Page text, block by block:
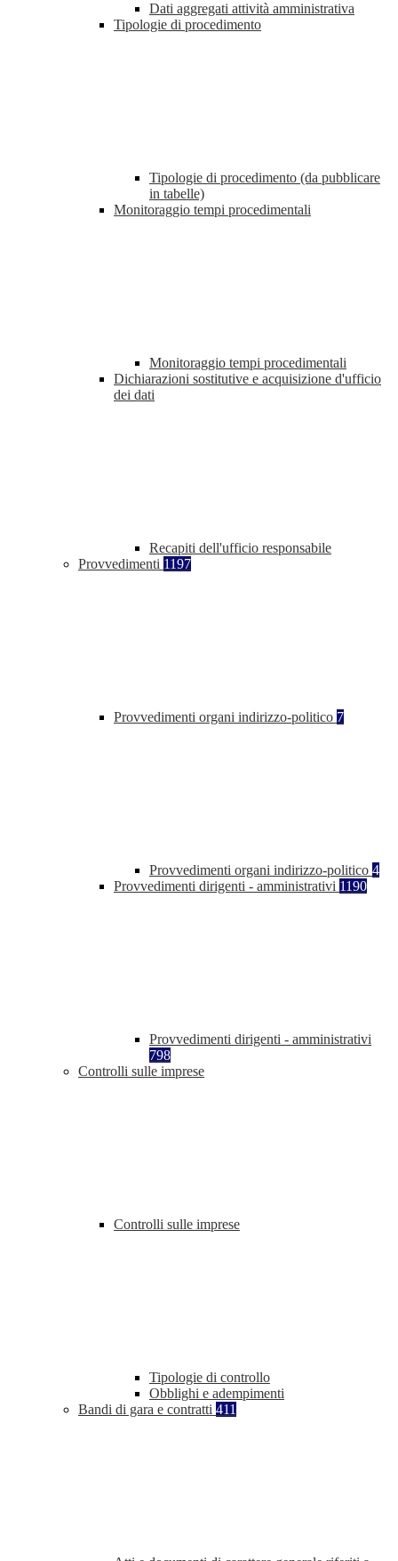
Dati aggregati attività amministrativa
Tipologie di procedimento
Tipologie di procedimento (da pubblicare
in tabelle)
Monitoraggio tempi procedimentali
Monitoraggio tempi procedimentali
Dichiarazioni sostitutive e acquisizione d'ufficio
dei dati
Recapiti dell'ufficio responsabile
Provvedimenti 1197
Provvedimenti organi indirizzo-politico 7
Provvedimenti organi indirizzo-politico 4
Provvedimenti dirigenti - amministrativi 1190
Provvedimenti dirigenti - amministrativi
798
Controlli sulle imprese
Controlli sulle imprese
Tipologie di controllo
Obblighi e adempimenti
Bandi di gara e contratti 411